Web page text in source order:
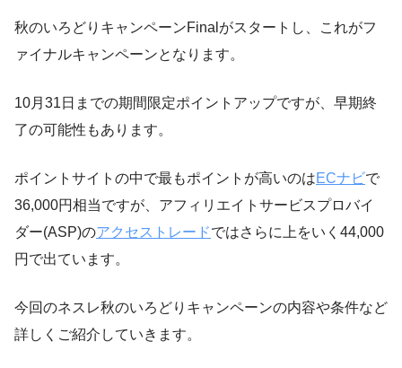
秋のいろどりキャンペーンFinalがスタートし、これがフ
ァイナルキャンペーンとなります。
10月31日までの期間限定ポイントアップですが、早期終
了の可能性もあります。
ポイントサイトの中で最もポイントが高いのはECナビで
36,000円相当ですが、アフィリエイトサービスプロバイ
ダー(ASP)のアクセストレードではさらに上をいく44,000
円で出ています。
今回のネスレ秋のいろどりキャンペーンの内容や条件など
詳しくご紹介していきます。